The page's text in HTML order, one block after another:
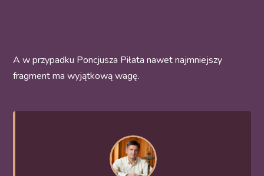
A w przypadku Poncjusza Piłata nawet najmniejszy
fragment ma wyjątkową wagę.